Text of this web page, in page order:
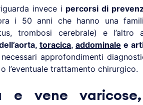
invece i percorsi di
i 50 anni che hanno una
trombosi cerebrale) e l’altro
toracica, addominale e
approfondimenti
l’eventuale trattamento chirurgico.
e vene